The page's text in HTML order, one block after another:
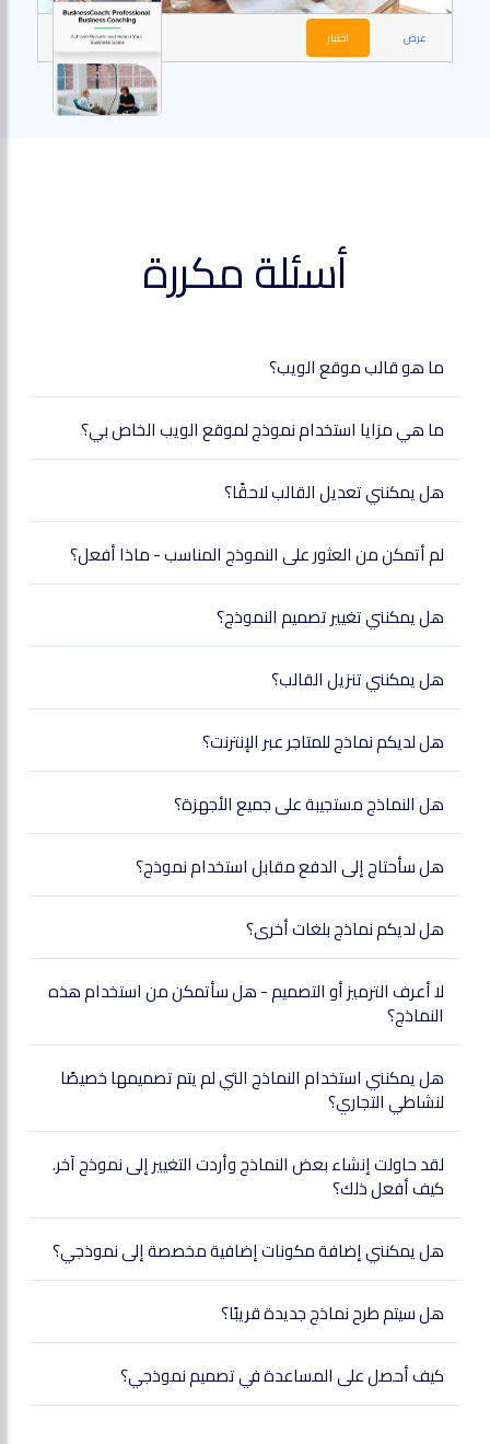
عرض اختيار
أسئلة مكررة
ما هو قالب موقع الويب؟
ما هي مزايا استخدام نموذج لموقع الويب الخاص بي؟
هل يمكنني تعديل القالب لاحقًا؟
لم أتمكن من العثور على النموذج المناسب - ماذا أفعل؟
هل يمكنني تغيير تصميم النموذج؟
هل يمكنني تنزيل القالب؟
هل لديكم نماذج للمتاجر عبر الإنترنت؟
هل النماذج مستجيبة على جميع الأجهزة؟
هل سأحتاج إلى الدفع مقابل استخدام نموذج؟
هل لديكم نماذج بلغات أخرى؟
لا أعرف الترميز أو التصميم - هل سأتمكن من استخدام هذه
النماذج؟
هل يمكنني استخدام النماذج التي لم يتم تصميمها خصيصًا
لنشاطي التجاري؟
لقد حاولت إنشاء بعض النماذج وأردت التغيير إلى نموذج آخر.
كيف أفعل ذلك؟
هل يمكنني إضافة مكونات إضافية مخصصة إلى نموذجي؟
هل سيتم طرح نماذج جديدة قريبًا؟
كيف أحصل على المساعدة في تصميم نموذجي؟